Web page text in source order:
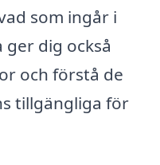
som ingår i
dig också
och förstå de
tillgängliga för